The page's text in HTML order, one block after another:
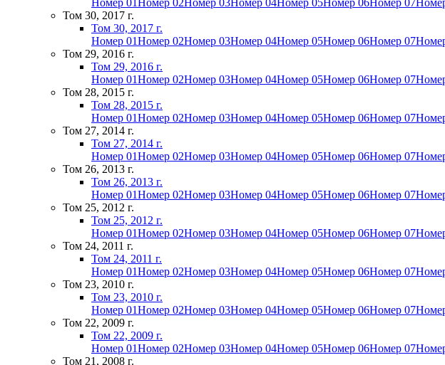
Номер 01Номер 02Номер 03Номер 04Номер 05Номер 06Номер 07
Том 30, 2017 г.
Том 30, 2017 г.
Номер 01Номер 02Номер 03Номер 04Номер 05Номер 06Номер 07
Том 29, 2016 г.
Том 29, 2016 г.
Номер 01Номер 02Номер 03Номер 04Номер 05Номер 06Номер 07
Том 28, 2015 г.
Том 28, 2015 г.
Номер 01Номер 02Номер 03Номер 04Номер 05Номер 06Номер 07
Том 27, 2014 г.
Том 27, 2014 г.
Номер 01Номер 02Номер 03Номер 04Номер 05Номер 06Номер 07
Том 26, 2013 г.
Том 26, 2013 г.
Номер 01Номер 02Номер 03Номер 04Номер 05Номер 06Номер 07
Том 25, 2012 г.
Том 25, 2012 г.
Номер 01Номер 02Номер 03Номер 04Номер 05Номер 06Номер 07
Том 24, 2011 г.
Том 24, 2011 г.
Номер 01Номер 02Номер 03Номер 04Номер 05Номер 06Номер 07
Том 23, 2010 г.
Том 23, 2010 г.
Номер 01Номер 02Номер 03Номер 04Номер 05Номер 06Номер 07
Том 22, 2009 г.
Том 22, 2009 г.
Номер 01Номер 02Номер 03Номер 04Номер 05Номер 06Номер 07
Том 21, 2008 г.